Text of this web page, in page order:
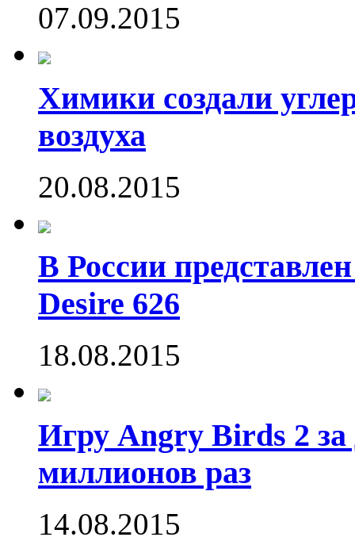
07.09.2015
Химики создали
воздуха
20.08.2015
В России
Desire 626
18.08.2015
Игру Angry Birds 2 за
миллионов раз
14.08.2015